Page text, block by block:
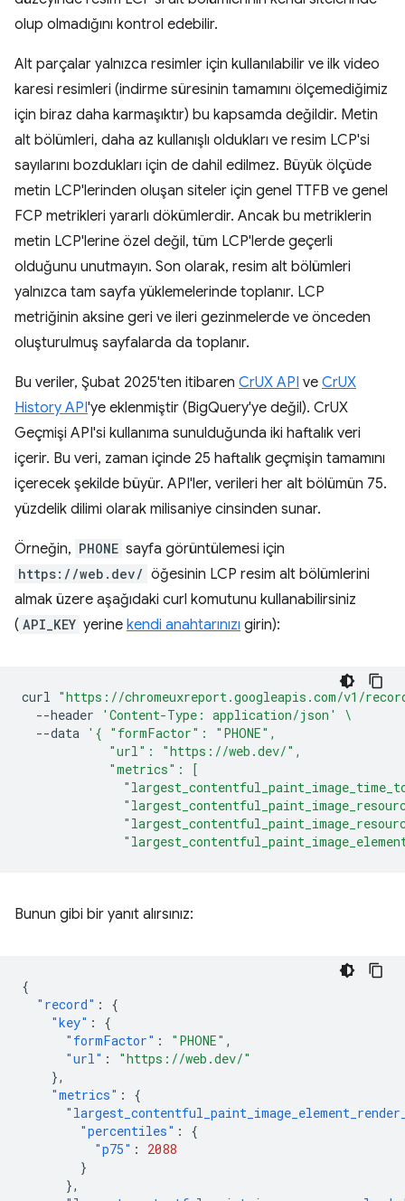
olup olmadığını kontrol edebilir.
Alt parçalar yalnızca resimler için kullanılabilir ve ilk video
karesi resimleri (indirme süresinin tamamını ölçemediğimiz
için biraz daha karmaşıktır) bu kapsamda değildir. Metin
alt bölümleri, daha az kullanışlı oldukları ve resim LCP'si
sayılarını bozdukları için de dahil edilmez. Büyük ölçüde
metin LCP'lerinden oluşan siteler için genel TTFB ve genel
FCP metrikleri yararlı dökümlerdir. Ancak bu metriklerin
metin LCP'lerine özel değil, tüm LCP'lerde geçerli
olduğunu unutmayın. Son olarak, resim alt bölümleri
yalnızca tam sayfa yüklemelerinde toplanır. LCP
metriğinin aksine geri ve ileri gezinmelerde ve önceden
oluşturulmuş sayfalarda da toplanır.
Bu veriler, Şubat 2025'ten itibaren CrUX API ve CrUX
History API'ye eklenmiştir (BigQuery'ye değil). CrUX
Geçmişi API'si kullanıma sunulduğunda iki haftalık veri
içerir. Bu veri, zaman içinde 25 haftalık geçmişin tamamını
içerecek şekilde büyür. API'ler, verileri her alt bölümün 75.
yüzdelik dilimi olarak milisaniye cinsinden sunar.
Örneğin, PHONE sayfa görüntülemesi için
https://web.dev/ öğesinin LCP resim alt bölümlerini
almak üzere aşağıdaki curl komutunu kullanabilirsiniz
( API_KEY yerine kendi anahtarınızı girin):
curl "https://chromeuxreport.googleapis.com/v1/
--header
'Content-Type: application/json'
\
--data '{ "formFactor": "PHONE",
            "url": "https://web.dev/",
            "metrics": [
Bunun gibi bir yanıt alırsınız:
{
"record" :
{
"key" :
{
"formFactor" : "PHONE" ,
"url" :
"https://web.dev/"
},
"metrics" :
{
"percentiles" :
{
"p75" :
2088
}
},